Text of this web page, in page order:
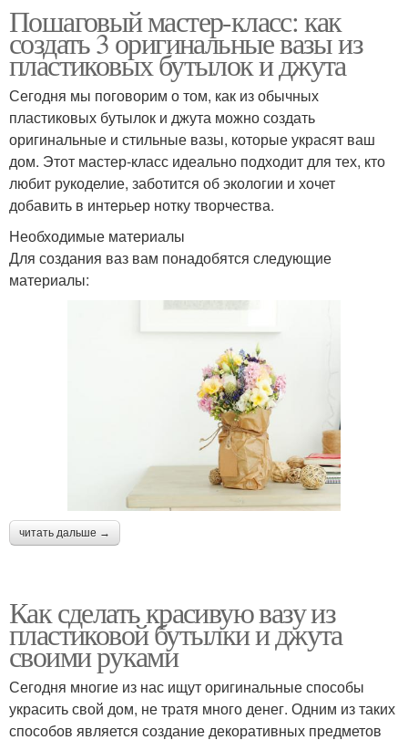
Пошаговый мастер-класс: как
создать 3 оригинальные вазы из
пластиковых бутылок и джута
Сегодня мы поговорим о том, как из обычных
пластиковых бутылок и джута можно создать
оригинальные и стильные вазы, которые украсят ваш
дом. Этот мастер-класс идеально подходит для тех, кто
любит рукоделие, заботится об экологии и хочет
добавить в интерьер нотку творчества.
Необходимые материалы
Для создания ваз вам понадобятся следующие
материалы:
читать дальше →
Как сделать красивую вазу из
пластиковой бутылки и джута
своими руками
Сегодня многие из нас ищут оригинальные способы
украсить свой дом, не тратя много денег. Одним из таких
способов является создание декоративных предметов